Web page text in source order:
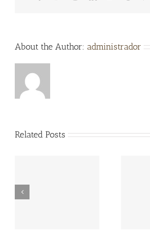
About the Author: administrador
Related Posts